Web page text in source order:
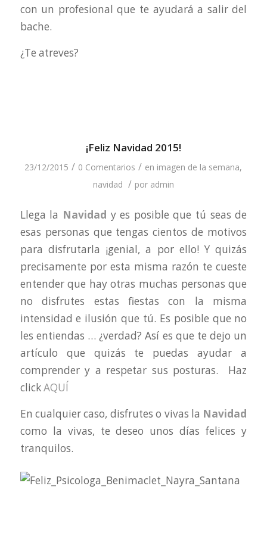
con un profesional que te ayudará a salir del
bache.
¿Te atreves?
¡Feliz Navidad 2015!
23/12/2015 / 0 Comentarios / en imagen de la semana,
navidad / por admin
Llega la Navidad y es posible que tú seas de
esas personas que tengas cientos de motivos
para disfrutarla ¡genial, a por ello! Y quizás
precisamente por esta misma razón te cueste
entender que hay otras muchas personas que
no disfrutes estas fiestas con la misma
intensidad e ilusión que tú. Es posible que no
les entiendas … ¿verdad? Así es que te dejo un
artículo que quizás te puedas ayudar a
comprender y a respetar sus posturas. Haz
clickAQUÍ
En cualquier caso, disfrutes o vivas la Navidad
como la vivas, te deseo unos días felices y
tranquilos.